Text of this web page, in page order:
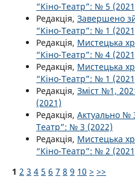
“Кіно-Театр”: № 5
Редакція, Завершено
“Кіно-Театр”: № 1
Редакція, Мистецька
“Кіно-Театр”: № 4
Редакція, Мистецька
“Кіно-Театр”: № 1
Редакція, Зміст №1,
(2021)
Редакція, Актуально №
Театр”: № 3 (2022)
Редакція, Мистецька
“Кіно-Театр”: № 2
1 2 3 4 5 6 7 8 9 10 > >>